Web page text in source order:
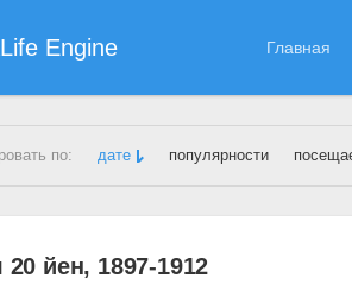
Engine Главная
по: дате популярности
сайт» Последние публикации на
йен, 1897-1912